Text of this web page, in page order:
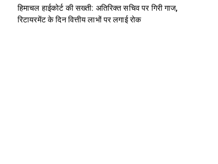
हिमाचल हाईकोर्ट की सख्ती: अतिरिक्त सचिव पर गिरी गाज,
रिटायरमेंट के दिन वित्तीय लाभों पर लगाई रोक